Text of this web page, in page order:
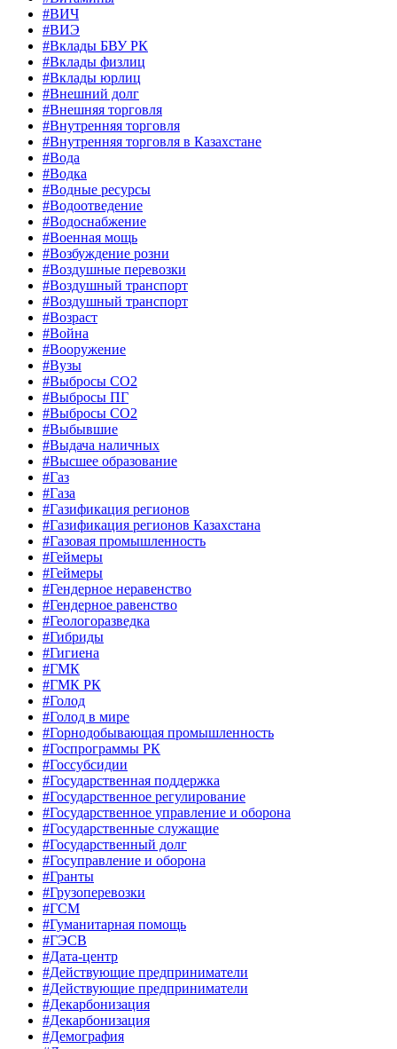
#ВИЧ
#ВИЭ
#Вклады БВУ РК
#Вклады физлиц
#Вклады юрлиц
#Внешний долг
#Внешняя торговля
#Внутренняя торговля
#Внутренняя торговля в Казахстане
#Вода
#Водка
#Водные ресурсы
#Водоотведение
#Водоснабжение
#Военная мощь
#Возбуждение розни
#Воздушные перевозки
#Воздушный транспорт
#Воздушный транспорт
#Возраст
#Война
#Вооружение
#Вузы
#Выбросы CO2
#Выбросы ПГ
#Выбросы СО2
#Выбывшие
#Выдача наличных
#Высшее образование
#Газ
#Газа
#Газификация регионов
#Газификация регионов Казахстана
#Газовая промышленность
#Геймеры
#Геймеры
#Гендерное неравенство
#Гендерное равенство
#Геологоразведка
#Гибриды
#Гигиена
#ГМК
#ГМК РК
#Голод
#Голод в мире
#Горнодобывающая промышленность
#Госпрограммы РК
#Госсубсидии
#Государственная поддержка
#Государственное регулирование
#Государственное управление и оборона
#Государственные служащие
#Государственный долг
#Госуправление и оборона
#Гранты
#Грузоперевозки
#ГСМ
#Гуманитарная помощь
#ГЭСВ
#Дата-центр
#Действующие предприниматели
#Действующие предприниматели
#Декарбонизация
#Декарбонизация
#Демография